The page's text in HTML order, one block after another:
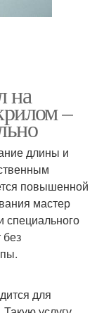
на
–
длины и
повышенной
мастер
специального
для